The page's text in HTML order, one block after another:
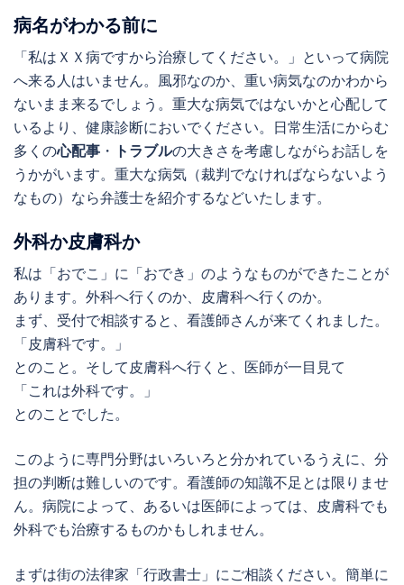
病名がわかる前に
「私はＸＸ病ですから治療してください。」といって病院
へ来る人はいません。風邪なのか、重い病気なのかわから
ないまま来るでしょう。重大な病気ではないかと心配して
いるより、健康診断においでください。日常生活にからむ
多くの心配事 ・ トラブルの大きさを考慮しながらお話しを
うかがいます。重大な病気（裁判でなければならないよう
なもの）なら弁護士を紹介するなどいたします。
外科か皮膚科か
私は「おでこ」に「おでき」のようなものができたことが
あります。外科へ行くのか、皮膚科へ行くのか。
まず、受付で相談すると、看護師さんが来てくれました。
「皮膚科です。」
とのこと。そして皮膚科へ行くと、医師が一目見て
「これは外科です。」
とのことでした。
このように専門分野はいろいろと分かれているうえに、分
担の判断は難しいのです。看護師の知識不足とは限りませ
ん。病院によって、あるいは医師によっては、皮膚科でも
外科でも治療するものかもしれません。
まずは街の法律家「行政書士」にご相談ください。簡単に